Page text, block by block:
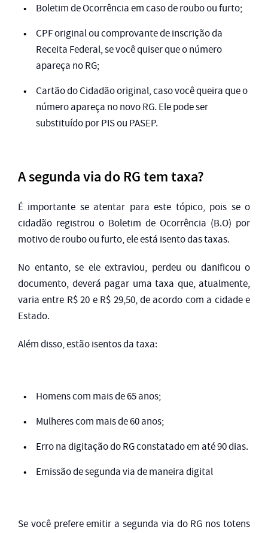
Boletim de Ocorrência em caso de roubo ou furto;
CPF original ou comprovante de inscrição da
Receita Federal, se você quiser que o número
apareça no RG;
Cartão do Cidadão original, caso você queira que o
número apareça no novo RG. Ele pode ser
substituído por PIS ou PASEP.
A segunda via do RG tem taxa?
É importante se atentar para este tópico, pois se o
cidadão registrou o Boletim de Ocorrência (B.O) por
motivo de roubo ou furto, ele está isento das taxas.
No entanto, se ele extraviou, perdeu ou danificou o
documento, deverá pagar uma taxa que, atualmente,
varia entre R$ 20 e R$ 29,50, de acordo com a cidade e
Estado.
Além disso, estão isentos da taxa:
Homens com mais de 65 anos;
Mulheres com mais de 60 anos;
Erro na digitação do RG constatado em até 90 dias.
Emissão de segunda via de maneira digital
Se você prefere emitir a segunda via do RG nos totens